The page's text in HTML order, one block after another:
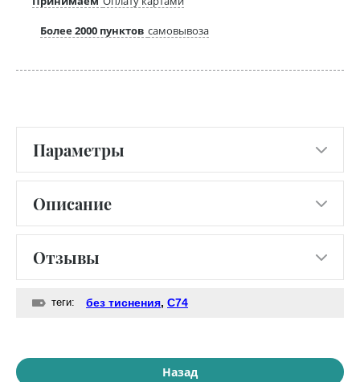
Более 2000 пунктов самовывоза
Параметры
Описание
Отзывы
теги: без тиснения, С74
Назад